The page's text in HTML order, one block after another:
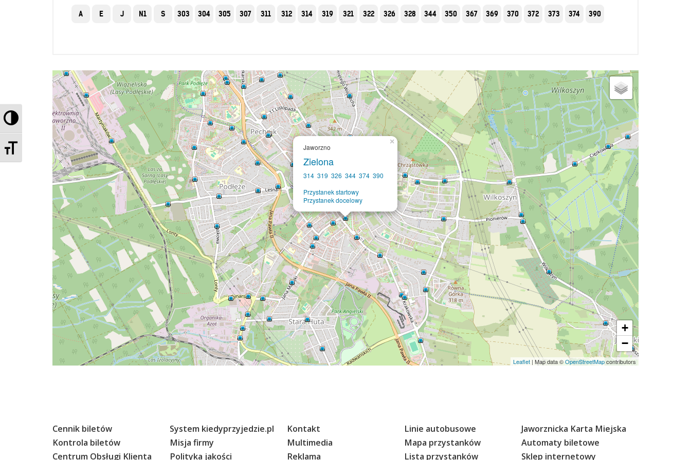
Przełącz wysoki kontrast
Zmień rozmiar czcionek
A E J N1 S 303 304 305 307 311 312 314 319 321 322 326 328 344 350 367 369 370 372 373 374 390
Jaworzno
Zielona
314 319 326 344 374 390
Przystanek startowy
Przystanek docelowy
×
+
−
Leaflet | Map data ©OpenStreetMapcontributors
Cennik biletów System kiedyprzyjedzie.pl Kontakt Linie autobusowe
Jaworznicka Karta Miejska
Kontrola biletów
Misja firmy Multimedia Mapa przystanków
Automaty biletowe
Centrum Obsługi Klienta
Polityka jakości Reklama Lista przystanków Sklep internetowy